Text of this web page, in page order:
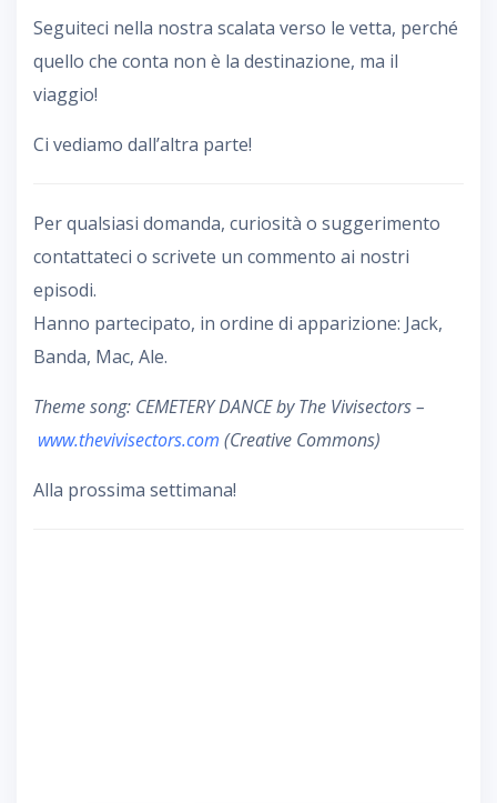
Seguiteci nella nostra scalata verso le vetta, perché
quello che conta non è la destinazione, ma il
viaggio!
Ci vediamo dall’altra parte!
Per qualsiasi domanda, curiosità o suggerimento
contattateci o scrivete un commento ai nostri
episodi.
Hanno partecipato, in ordine di apparizione: Jack,
Banda, Mac, Ale.
Theme song: CEMETERY DANCE by The Vivisectors –
www.thevivisectors.com (Creative Commons)
Alla prossima settimana!